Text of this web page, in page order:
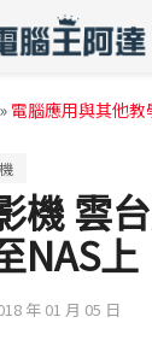
» 電腦應用與其他教
機 雲
NAS上
年 01 月 05 日